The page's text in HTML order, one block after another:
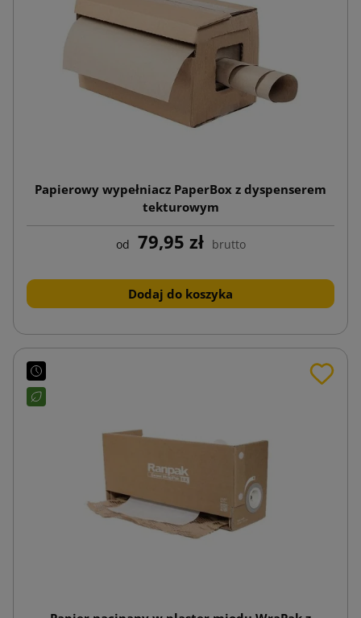
Papierowy wypełniacz PaperBox z dyspenserem
tekturowym
od 79,95 zł brutto
Dodaj do koszyka